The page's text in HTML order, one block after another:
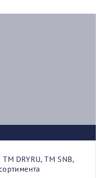
ТМ DRYRU, ТМ SNB,